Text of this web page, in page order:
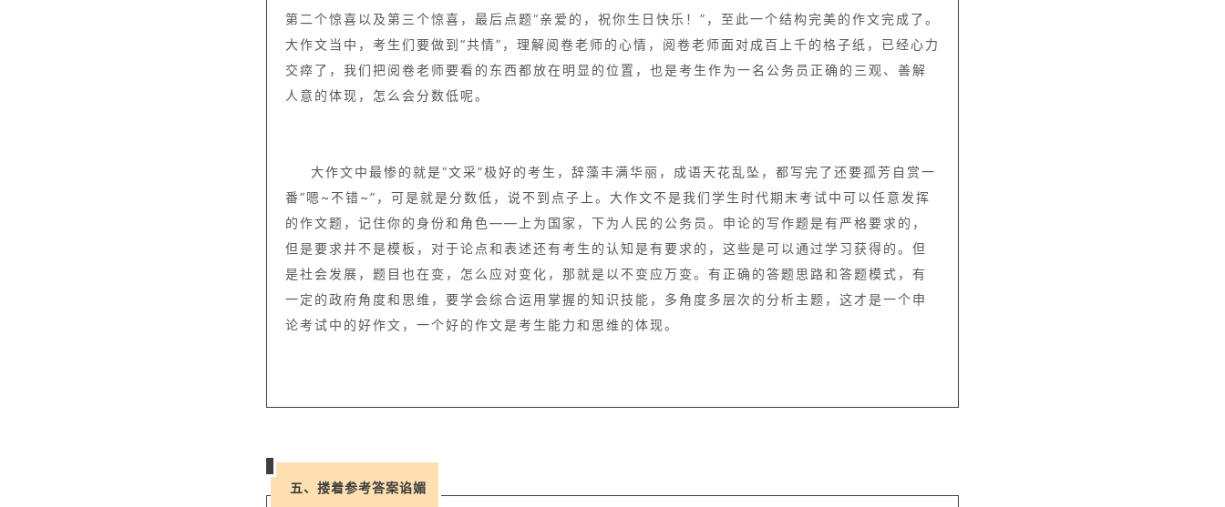
第二个惊喜以及第三个惊喜，最后点题“亲爱的，祝你生日快乐！”，至此一个结构完美的作文完成了。
大作文当中，考生们要做到“共情”，理解阅卷老师的心情，阅卷老师面对成百上千的格子纸，已经心力
交瘁了，我们把阅卷老师要看的东西都放在明显的位置，也是考生作为一名公务员正确的三观、善解
人意的体现，怎么会分数低呢。
大作文中最惨的就是“文采”极好的考生，辞藻丰满华丽，成语天花乱坠，都写完了还要孤芳自赏一
番“嗯~不错~”，可是就是分数低，说不到点子上。大作文不是我们学生时代期末考试中可以任意发挥
的作文题，记住你的身份和角色——上为国家，下为人民的公务员。申论的写作题是有严格要求的，
但是要求并不是模板，对于论点和表述还有考生的认知是有要求的，这些是可以通过学习获得的。但
是社会发展，题目也在变，怎么应对变化，那就是以不变应万变。有正确的答题思路和答题模式，有
一定的政府角度和思维，要学会综合运用掌握的知识技能，多角度多层次的分析主题，这才是一个申
论考试中的好作文，一个好的作文是考生能力和思维的体现。
五、搂着参考答案谄媚